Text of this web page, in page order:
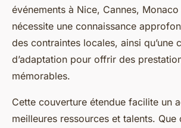
événements à Nice, Cannes,
nécessite une connaissance
des contraintes locales, ainsi qu’une
d’adaptation pour offrir des
mémorables.
Cette couverture étendue facilite un
meilleures ressources et talents.